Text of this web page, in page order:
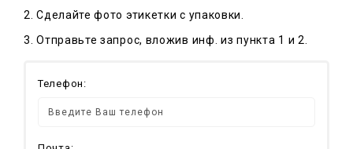
2. Сделайте фото этикетки с упаковки.
3. Отправьте запрос, вложив инф. из пункта 1 и 2.
Телефон: